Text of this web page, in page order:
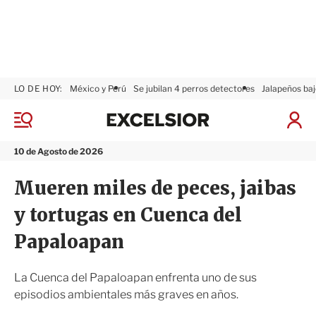
M
n
10 de Agosto de 2026
LO DE HOY: México y Perú Se jubilan 4 perros detectores Jalapeños
I
a
x
i
Mueren miles de peces, jaibas
y tortugas en Cuenca del
Papaloapan
La Cuenca del Papaloapan enfrenta uno de sus
episodios ambientales más graves en años.